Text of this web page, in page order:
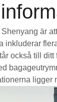
är
också till